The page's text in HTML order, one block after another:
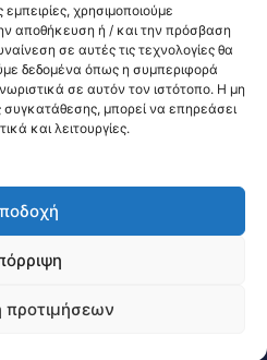
χρησιμοποιούμε
αποθήκευση ή / και την πρόσβαση
σε αυτές τις τεχνολογίες θα
δεδομένα όπως η συμπεριφορά
σε αυτόν τον ιστότοπο. Η μη
μπορεί να επηρεάσει
και λειτουργίες.
προτιμήσεων
All rights reserved
Τηλ: +30 2311 226 200
Visits: 1598442